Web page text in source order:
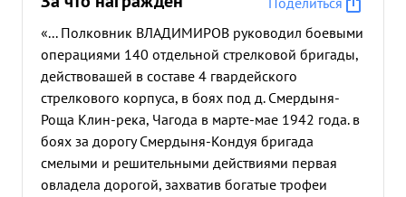
«... Полковник ВЛАДИМИРОВ руководил боевыми
операциями 140 отдельной стрелковой бригады,
действовашей в составе 4 гвардейского
стрелкового корпуса, в боях под д. Смердыня-
Роща Клин-река, Чагода в марте-мае 1942 года. в
боях за дорогу Смердыня-Кондуя бригада
смелыми и решительными действиями первая
овладела дорогой, захватив богатые трофеи